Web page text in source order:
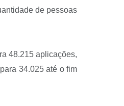
de pessoas
48.215 aplicações,
34.025 até o fim